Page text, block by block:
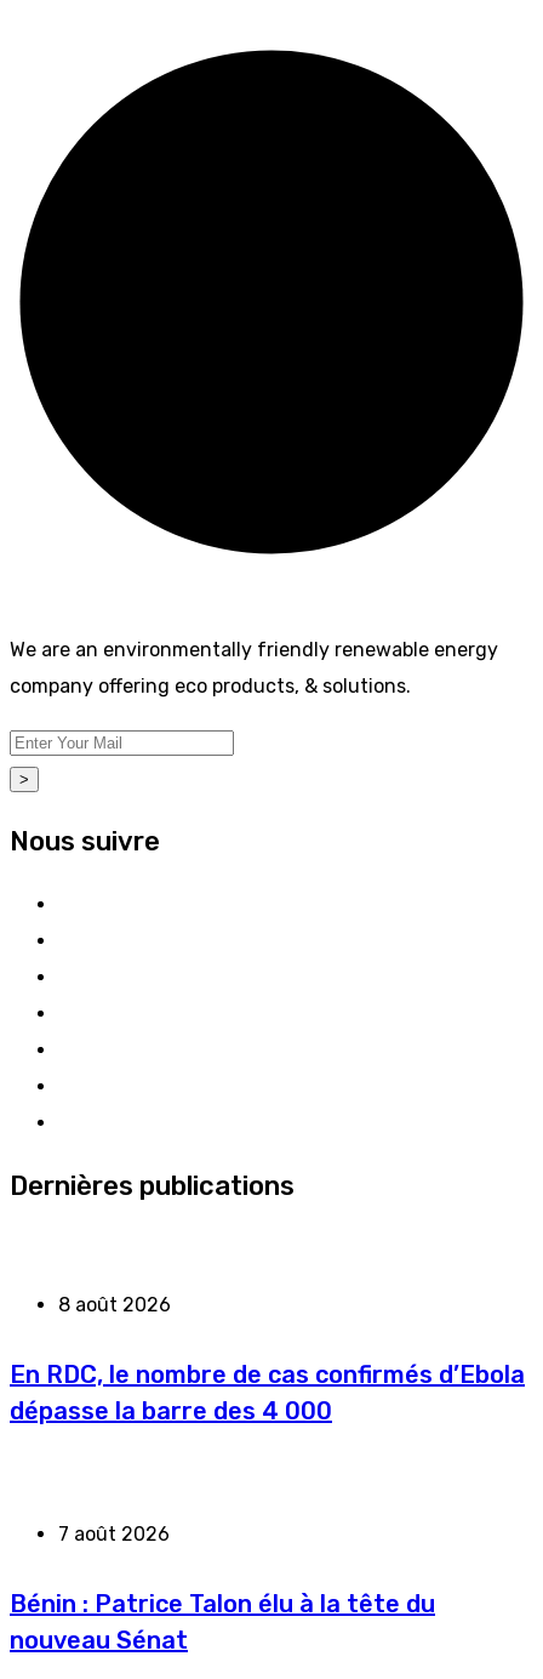
We are an environmentally friendly renewable energy
company offering eco products, & solutions.
>
Nous suivre
Dernières publications
8 août 2026
En RDC, le nombre de cas confirmés d’Ebola
dépasse la barre des 4 000
7 août 2026
Bénin : Patrice Talon élu à la tête du
nouveau Sénat